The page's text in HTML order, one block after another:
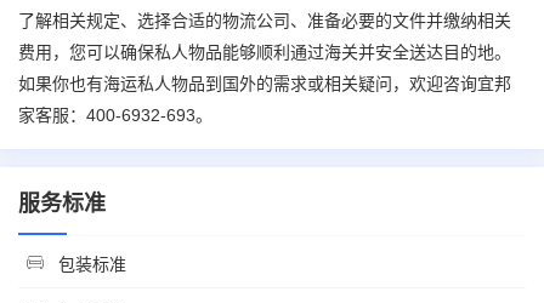
了解相关规定、选择合适的物流公司、准备必要的文件并缴纳相关
费用，您可以确保私人物品能够顺利通过海关并安全送达目的地。
如果你也有海运私人物品到国外的需求或相关疑问，欢迎咨询宜邦
家客服：400-6932-693。
服务标准
包装标准